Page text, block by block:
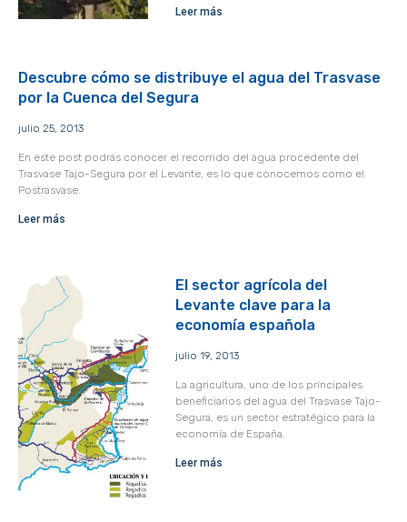
Leer más
Descubre cómo se distribuye el agua del Trasvase
por la Cuenca del Segura
julio 25, 2013
En este post podrás conocer el recorrido del agua procedente del
Trasvase Tajo-Segura por el Levante, es lo que conocemos como el
Postrasvase.
Leer más
El sector agrícola del
Levante clave para la
economía española
julio 19, 2013
La agricultura, uno de los principales
beneficiarios del agua del Trasvase Tajo-
Segura, es un sector estratégico para la
economía de España.
Leer más